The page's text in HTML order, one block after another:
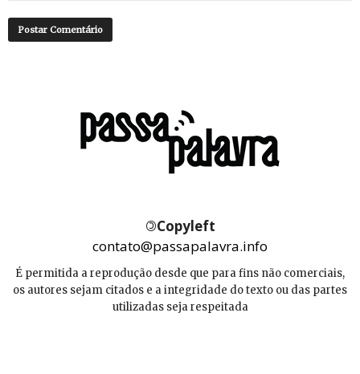
©Copyleft
contato@passapalavra.info
É permitida a reprodução desde que para fins não comerciais,
os autores sejam citados e a integridade do texto ou das partes
utilizadas seja respeitada